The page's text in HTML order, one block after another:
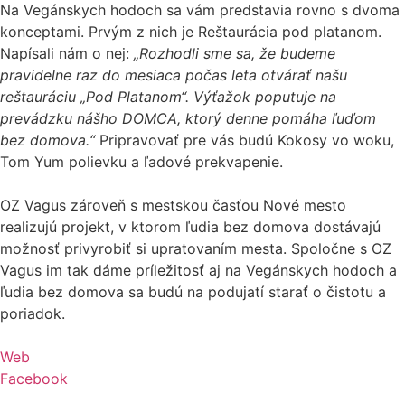
Na Vegánskych hodoch sa vám predstavia rovno s dvoma
konceptami. Prvým z nich je Reštaurácia pod platanom.
Napísali nám o nej: „Rozhodli sme sa, že budeme
pravidelne raz do mesiaca počas leta otvárať našu
reštauráciu „Pod Platanom“. Výťažok poputuje na
prevádzku nášho DOMCA, ktorý denne pomáha ľuďom
bez domova.“Pripravovať pre vás budú Kokosy vo woku,
Tom Yum polievku a ľadové prekvapenie.
OZ Vagus zároveň s mestskou časťou Nové mesto
realizujú projekt, v ktorom ľudia bez domova dostávajú
možnosť privyrobiť si upratovaním mesta. Spoločne s OZ
Vagus im tak dáme príležitosť aj na Vegánskych hodoch a
ľudia bez domova sa budú na podujatí starať o čistotu a
poriadok.
Web
Facebook